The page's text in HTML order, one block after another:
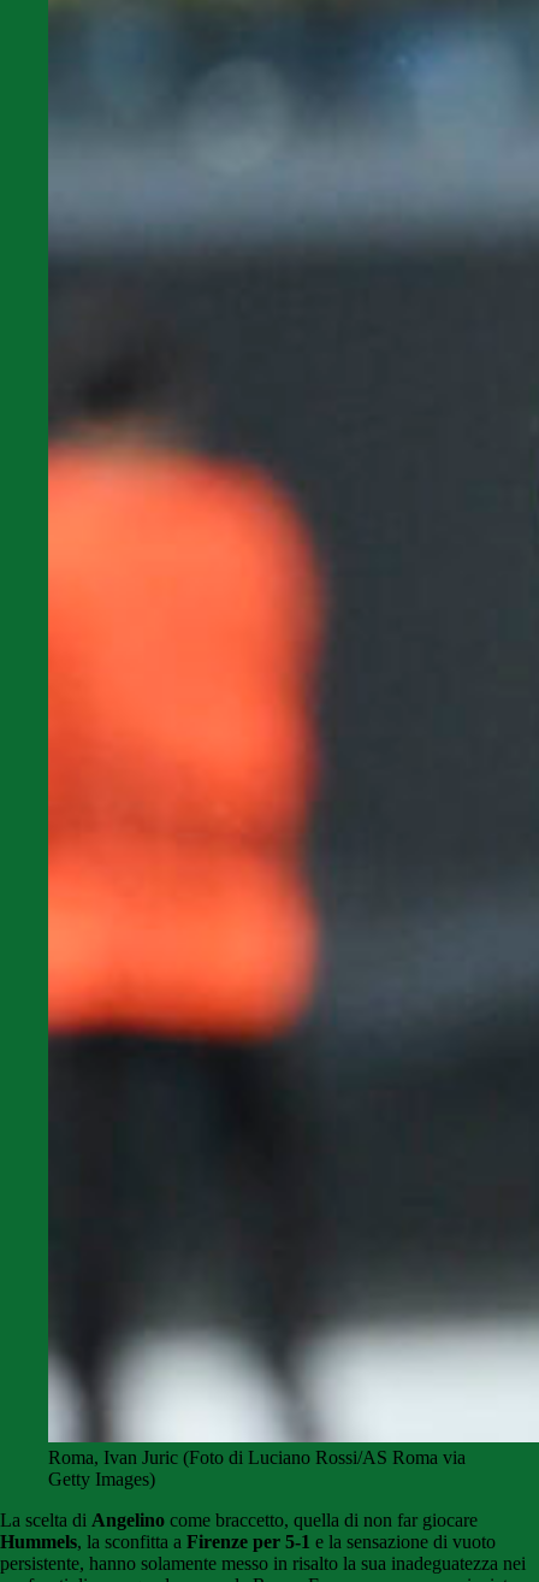
Roma, Ivan Juric (Foto di Luciano Rossi/AS Roma via
Getty Images)
La scelta di Angelino come braccetto, quella di non far giocare
Hummels, la sconfitta a Firenze per 5-1 e la sensazione di vuoto
persistente, hanno solamente messo in risalto la sua inadeguatezza nei